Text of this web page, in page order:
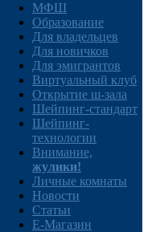
МФШ
Образование
Для владельцев
Для новичков
Для эмигрантов
Виртуальный клуб
Открытие ш-зала
Шейпинг-стандарт
Шейпинг-
технологии
Внимание,
жулики!
Личные комнаты
Новости
Статьи
E-Магазин